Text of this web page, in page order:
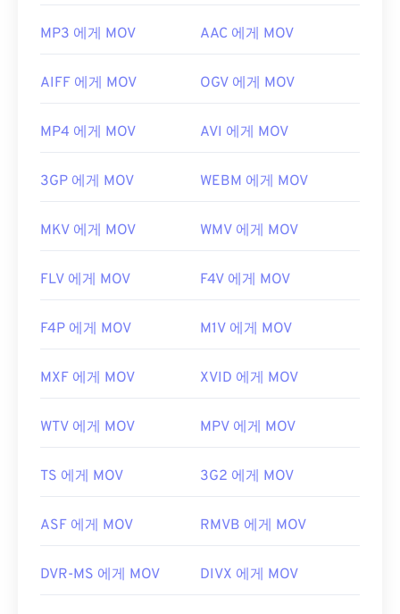
MP3 에게 MOV AAC 에게 MOV
AIFF 에게 MOV OGV 에게 MOV
MP4 에게 MOV AVI 에게 MOV
3GP 에게 MOV WEBM 에게 MOV
MKV 에게 MOV WMV 에게 MOV
FLV 에게 MOV F4V 에게 MOV
F4P 에게 MOV M1V 에게 MOV
MXF 에게 MOV XVID 에게 MOV
WTV 에게 MOV MPV 에게 MOV
TS 에게 MOV 3G2 에게 MOV
ASF 에게 MOV RMVB 에게 MOV
DVR-MS 에게 MOV DIVX 에게 MOV